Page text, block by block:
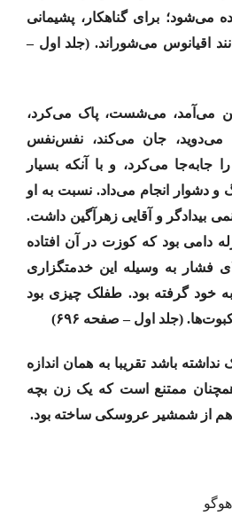
می‌شود؛ برای گناهکار، پشیمانی
اقیانوس می‌شوراند. (جلد اول –
می‌آمد، می‌شست، پاک می‌کرد،
جان می‌کند، نفس‌نفس
جابه‌جا می‌کرد، و با آنکه بسیار
و دشوار انجام می‌داد. نسبت به او
بیدادگر و آقایی زهرآگین داشت.
دامی بود که کوزت در آن افتاده
فشار به وسیله این خدمتگزاری
گرفته بود. طفلک چیزی بود
(جلد اول – صفحه ۶۹۶)
باشد تقریبا به همان اندازه
ممتنع است که یک زن بچه
از شمشیر عروسکی ساخته بود.
هوگو